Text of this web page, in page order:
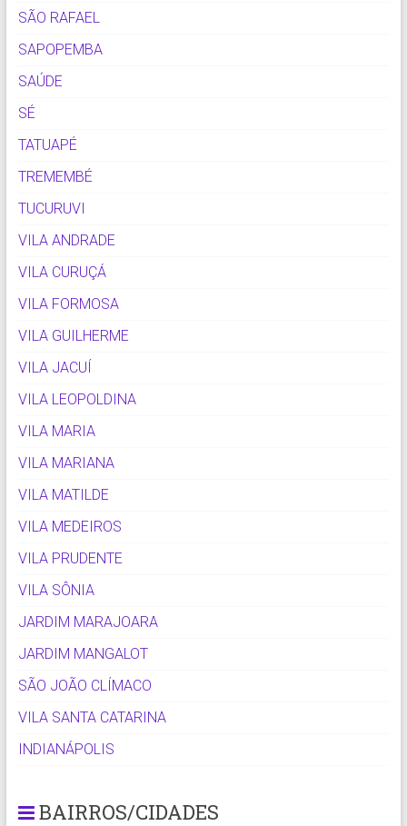
SÃO RAFAEL
SAPOPEMBA
SAÚDE
SÉ
TATUAPÉ
TREMEMBÉ
TUCURUVI
VILA ANDRADE
VILA CURUÇÁ
VILA FORMOSA
VILA GUILHERME
VILA JACUÍ
VILA LEOPOLDINA
VILA MARIA
VILA MARIANA
VILA MATILDE
VILA MEDEIROS
VILA PRUDENTE
VILA SÔNIA
JARDIM MARAJOARA
JARDIM MANGALOT
SÃO JOÃO CLÍMACO
VILA SANTA CATARINA
INDIANÁPOLIS
BAIRROS/CIDADES